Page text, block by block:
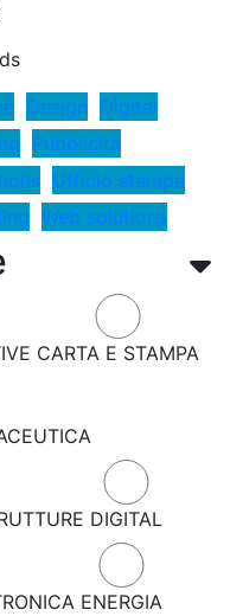
CARTA E STAMPA
DIGITAL
ENERGIA
Design Digital
Pubblicità
Ufficio stampa
Web solutions